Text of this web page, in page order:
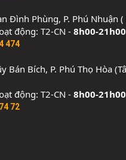
Đình Phùng, P. Phú Nhuận (
động: T2-CN - 8h00-21h00
474
Bán Bích, P. Phú Thọ Hòa
động: T2-CN - 8h00-21h00
72